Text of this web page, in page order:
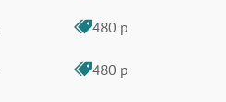
480 р
480 р